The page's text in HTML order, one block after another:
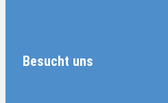
Besucht uns